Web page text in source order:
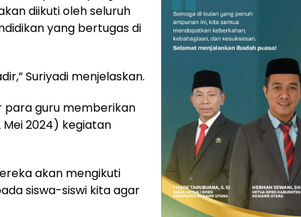
diikuti oleh seluruh
yang bertugas di
Suriyadi menjelaskan.
para guru memberikan
2024) kegiatan
akan mengikuti
siswa-siswi kita agar